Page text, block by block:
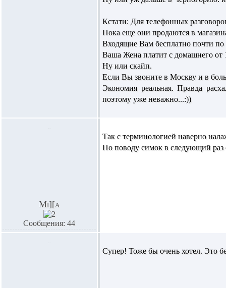
Кстати: Для телефонных
Пока еще они продаются в
Входящие Вам бесплатно почти
Ваша Жена платит с домашнего от
Ну или скайп.
Если Вы звоните в Москву и в
Экономия реальная. Правда
поэтому уже неважно...:))
Mi][a
Сообщения: 44
Так с терминологией наверно
По поводу симок в следующий раз
Супер! Тоже бы очень хотел. Это